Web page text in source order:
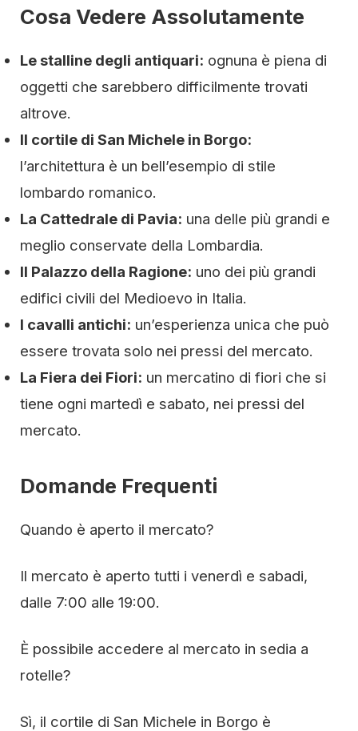
Cosa Vedere Assolutamente
Le stalline degli antiquari: ognuna è piena di
oggetti che sarebbero difficilmente trovati
altrove.
Il cortile di San Michele in Borgo:
l’architettura è un bell’esempio di stile
lombardo romanico.
La Cattedrale di Pavia: una delle più grandi e
meglio conservate della Lombardia.
Il Palazzo della Ragione: uno dei più grandi
edifici civili del Medioevo in Italia.
I cavalli antichi: un’esperienza unica che può
essere trovata solo nei pressi del mercato.
La Fiera dei Fiori: un mercatino di fiori che si
tiene ogni martedì e sabato, nei pressi del
mercato.
Domande Frequenti
Quando è aperto il mercato?
Il mercato è aperto tutti i venerdì e sabadi,
dalle 7:00 alle 19:00.
È possibile accedere al mercato in sedia a
rotelle?
Sì, il cortile di San Michele in Borgo è